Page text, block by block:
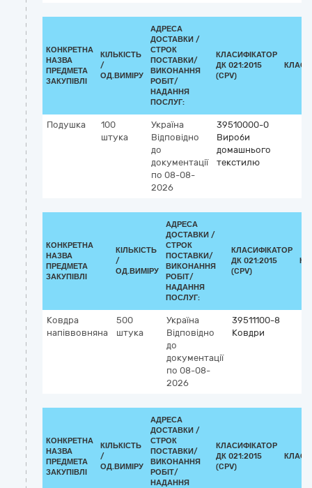
КОНКРЕТНА
НАЗВА
ПРЕДМЕТА
ЗАКУПІВЛІ
КІЛЬКІСТЬ
/
ОД.ВИМІРУ
АДРЕСА
ДОСТАВКИ /
СТРОК
ПОСТАВКИ/
ВИКОНАННЯ
РОБІТ/
НАДАННЯ
ПОСЛУГ:
КЛАСИФІКАТОР
ДК 021:2015
(CPV)
Подушка
100
штука
Україна
Відповідно
до
документації
по 08-08-
2026
39510000-0
Вироби
домашнього
текстилю
КОНКРЕТНА
НАЗВА
ПРЕДМЕТА
ЗАКУПІВЛІ
КІЛЬКІСТЬ
/
ОД.ВИМІРУ
АДРЕСА
ДОСТАВКИ /
СТРОК
ПОСТАВКИ/
ВИКОНАННЯ
РОБІТ/
НАДАННЯ
ПОСЛУГ:
КЛАСИФІКАТОР
ДК 021:2015
(CPV)
Ковдра
напіввовняна
500
штука
Україна
Відповідно
до
документації
по 08-08-
2026
39511100-8
Ковдри
КОНКРЕТНА
НАЗВА
ПРЕДМЕТА
ЗАКУПІВЛІ
КІЛЬКІСТЬ
/
ОД.ВИМІРУ
АДРЕСА
ДОСТАВКИ /
СТРОК
ПОСТАВКИ/
ВИКОНАННЯ
РОБІТ/
НАДАННЯ
КЛАСИФІКАТОР
ДК 021:2015
(CPV)